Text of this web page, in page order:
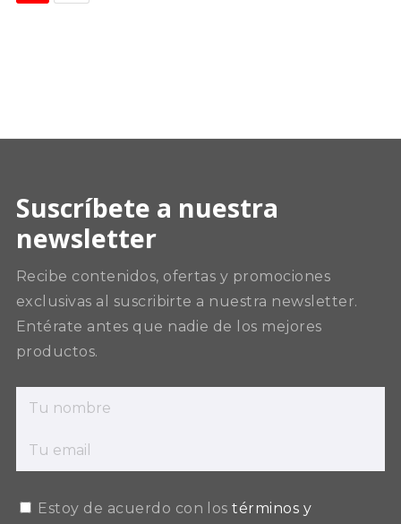
Suscríbete a nuestra
newsletter
Recibe contenidos, ofertas y promociones
exclusivas al suscribirte a nuestra newsletter.
Entérate antes que nadie de los mejores
productos.
Estoy de acuerdo con lostérminos y